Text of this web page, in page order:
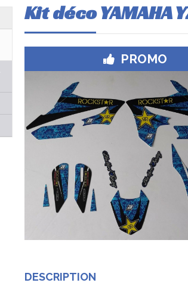
Kit déco YAMAHA
PROMO
DESCRIPTION